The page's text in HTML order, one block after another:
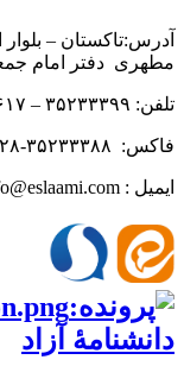
آدرس:تاکستان –
مطهری دفتر امام
تلفن: ۳۵۲۳۳۳۹۹ – ۳۵۲۲۲۶۱۷ -۰۲۸
فاکس: ۳۵۲۳۳۳۸۸-۰۲۸
ایمیل : info@eslaami.com